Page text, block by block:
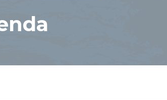
Idées séjours et expériences à la journée
Géants de pierres : menhirs et dolmens
Gîte d'étape / Hostel
Centre